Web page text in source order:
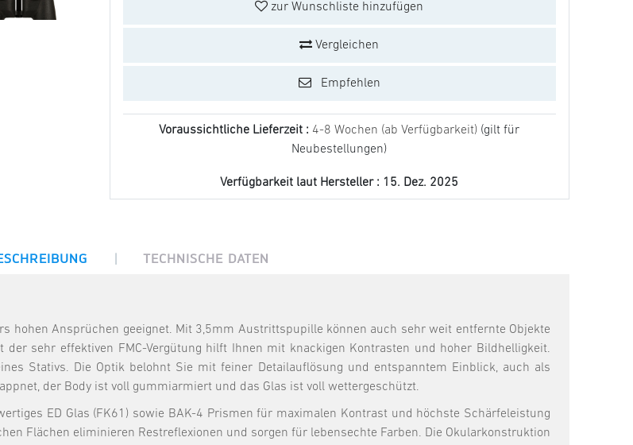
zur Wunschliste hinzufügen
Vergleichen
Empfehlen
Voraussichtliche Lieferzeit : 4-8 Wochen (ab Verfügbarkeit) (gilt für
Neubestellungen)
Verfügbarkeit laut Hersteller : 15. Dez. 2025
| TECHNISCHE DATEN
hohen Ansprüchen geeignet. Mit 3,5mm Austrittspupille können auch sehr weit entfernte Objekte
sehr effektiven FMC-Vergütung hilft Ihnen mit knackigen Kontrasten und hoher Bildhelligkeit.
Stativs. Die Optik belohnt Sie mit feiner Detailauflösung und entspanntem Einblick, auch als
der Body ist voll gummiarmiert und das Glas ist voll wettergeschützt.
ED Glas (FK61) sowie BAK-4 Prismen für maximalen Kontrast und höchste Schärfeleistung
Flächen eliminieren Restreflexionen und sorgen für lebensechte Farben. Die Okularkonstruktion